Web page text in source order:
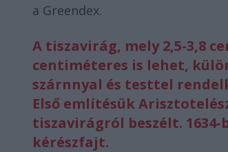
a Greendex.
A tiszavirág, mely 2,5-3,8
centiméteres is lehet,
szárnnyal és testtel
Első említésük
tiszavirágról beszélt.
kérészfajt.